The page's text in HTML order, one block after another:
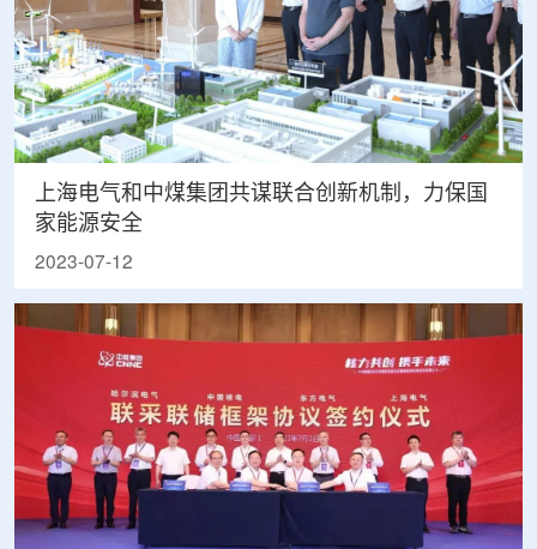
上海电气和中煤集团共谋联合创新机制，力保国
家能源安全
2023-07-12